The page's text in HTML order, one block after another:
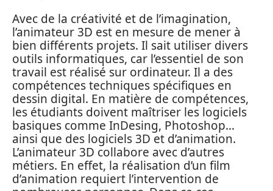
Avec de la créativité et de l’imagination,
l’animateur 3D est en mesure de mener à
bien différents projets. Il sait utiliser divers
outils informatiques, car l’essentiel de son
travail est réalisé sur ordinateur. Il a des
compétences techniques spécifiques en
dessin digital. En matière de compétences,
les étudiants doivent maîtriser les logiciels
basiques comme InDesing, Photoshop…
ainsi que des logiciels 3D et d’animation.
L’animateur 3D collabore avec d’autres
métiers. En effet, la réalisation d’un film
d’animation requiert l’intervention de